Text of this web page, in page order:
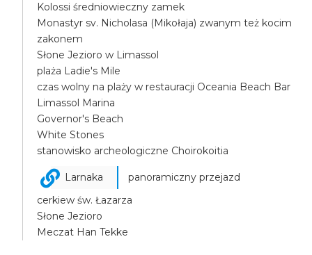
Kolossi średniowieczny zamek
Monastyr sv. Nicholasa (Mikołaja) zwanym też kocim
zakonem
Słone Jezioro w Limassol
plaża Ladie's Mile
czas wolny na plaży w restauracji Oceania Beach Bar
Limassol Marina
Governor's Beach
White Stones
stanowisko archeologiczne Choirokoitia
Larnaka
panoramiczny przejazd
cerkiew św. Łazarza
Słone Jezioro
Meczat Han Tekke